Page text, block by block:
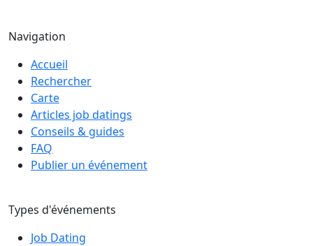
Navigation
Accueil
Rechercher
Carte
Articles job datings
Conseils & guides
FAQ
Publier un événement
Types d'événements
Job Dating